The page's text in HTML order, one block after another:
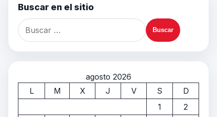
Buscar en el sitio
agosto 2026
L
M X J V S
D
1
2